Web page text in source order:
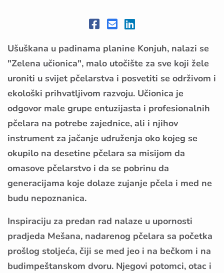
Ušuškana u padinama planine Konjuh, nalazi se
"Zelena učionica", malo utočište za sve koji žele
uroniti u svijet pčelarstva i posvetiti se održivom i
ekološki prihvatljivom razvoju. Učionica je
odgovor male grupe entuzijasta i profesionalnih
pčelara na potrebe zajednice, ali i njihov
instrument za jačanje udruženja oko kojeg se
okupilo na desetine pčelara sa misijom da
omasove pčelarstvo i da se pobrinu da
generacijama koje dolaze zujanje pčela i med ne
budu nepoznanica.
Inspiraciju za predan rad nalaze u upornosti
pradjeda Mešana, nadarenog pčelara sa početka
prošlog stoljeća, čiji se med jeo i na bečkom i na
budimpeštanskom dvoru. Njegovi potomci, otac i